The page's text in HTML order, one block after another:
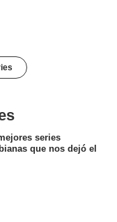
series
que nos dejó el